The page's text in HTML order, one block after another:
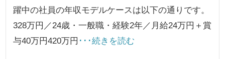
躍中の社員の年収モデルケースは以下の通りです。
328万円／24歳・一般職・経験2年／月給24万円＋賞
与40万円420万円 ･･･続きを読む